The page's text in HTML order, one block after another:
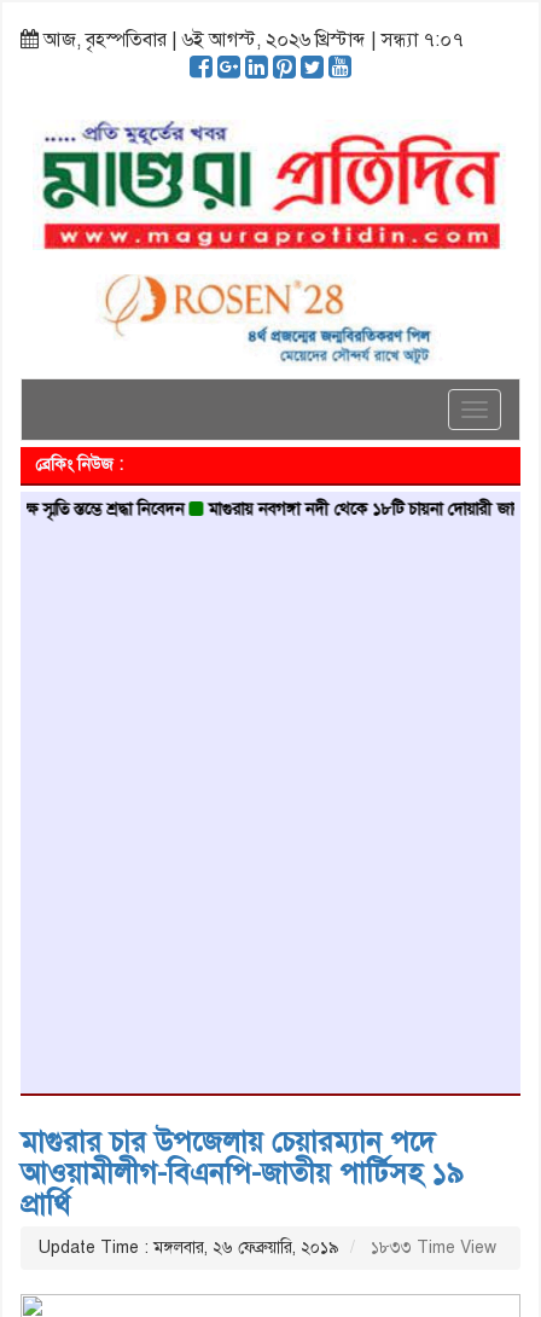
আজ, বৃহস্পতিবার | ৬ই আগস্ট, ২০২৬ খ্রিস্টাব্দ | সন্ধ্যা ৭:০৭
Toggle
ব্রেকিং নিউজ :
শ্রদ্ধা নিবেদন মাগুরায় নবগঙ্গা নদী থেকে ১৮টি চায়না দোয়ারী জাল জব্দ
মাগুরার চার উপজেলায় চেয়ারম্যান পদে
আওয়ামীলীগ-বিএনপি-জাতীয় পার্টিসহ ১৯
প্রার্থি
Update Time : মঙ্গলবার, ২৬ ফেব্রুয়ারি, ২০১৯ ১৮৩৩ Time View